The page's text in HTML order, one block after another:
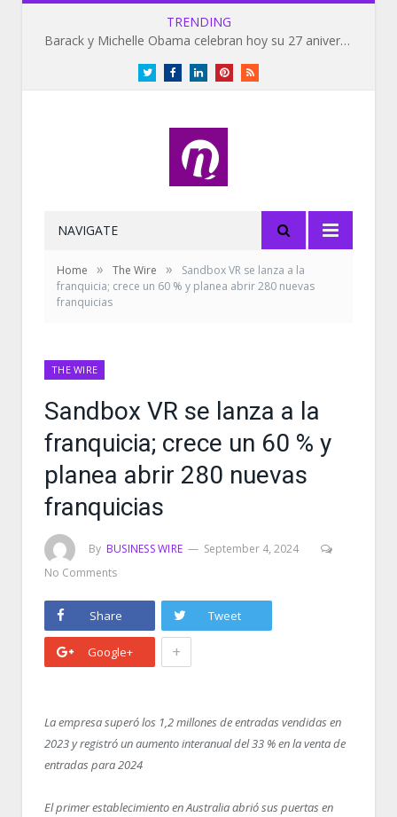
TRENDING
Barack y Michelle Obama celebran hoy su 27 aniversario de bodas
TwitterFacebookLinkedInPinterestRSS
NAVIGATE
Home » The Wire »
Sandbox VR se lanza a la
franquicia; crece un 60 % y planea abrir 280 nuevas
franquicias
THE WIRE
Sandbox VR se lanza a la
franquicia; crece un 60 % y
planea abrir 280 nuevas
franquicias
By BUSINESS WIRE
September 4, 2024
No Comments
Share Tweet
Google+ +
La empresa superó los 1,2 millones de entradas vendidas en
2023 y registró un aumento interanual del 33 % en la venta de
entradas para 2024
El primer establecimiento en Australia abrió sus puertas en